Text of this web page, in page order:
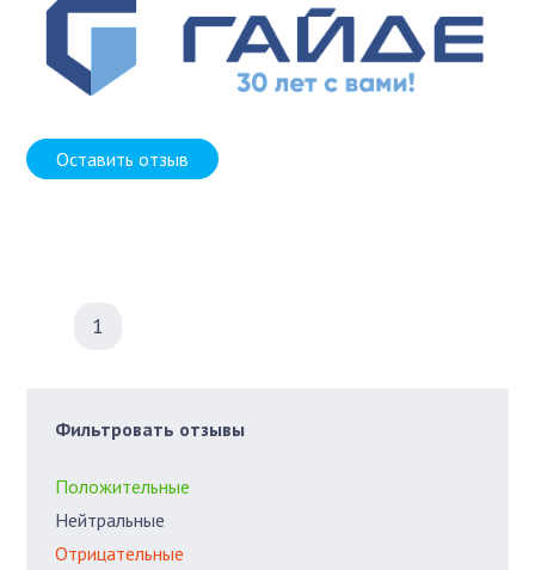
Оставить отзыв
1
Фильтровать отзывы
Положительные
Нейтральные
Отрицательные